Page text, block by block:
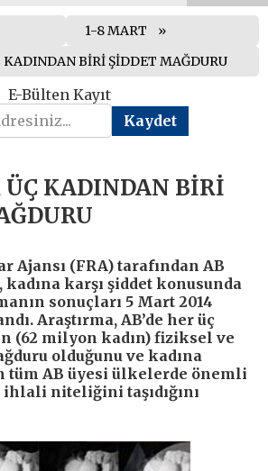
1-8 MART
KADINDAN BİRİ ŞİDDET MAĞDURU
E-Bülten Kayıt
ÜÇ KADINDAN BİRİ
Ajansı (FRA) tarafından AB
karşı şiddet konusunda
sonuçları 5 Mart 2014
Araştırma, AB’de her üç
(62 milyon kadın) fiziksel ve
olduğunu ve kadına
tüm AB üyesi ülkelerde önemli
niteliğini taşıdığını